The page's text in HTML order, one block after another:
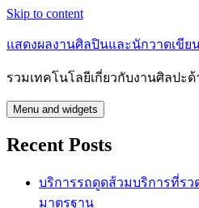
Skip to content
แสดงผลงานศิลปินและนักวาดเขีย
รวมเทคโนโลยีเกี่ยวกับงานศิลปะด้
Menu and widgets
Recent Posts
บริการรถดูดส้วมบริการที่รว
มาตรฐาน